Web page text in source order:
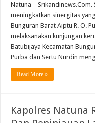
Natuna –
meningkatkan sinergitas
Bunguran Barat Aiptu R. O.
melaksanakan kunjungan
Batubijaya Kecamatan
Purba dan Sertu Nurdin
Read More »
Kapolres Natuna